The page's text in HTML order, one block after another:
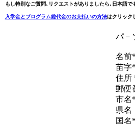
もし特別なご質問､リクエストがありましたら､日本語
入学金とプログラム総代金のお支払いの方法はクリック
パ
名前*
苗字*
住所
郵便
市名*
県名
国名*